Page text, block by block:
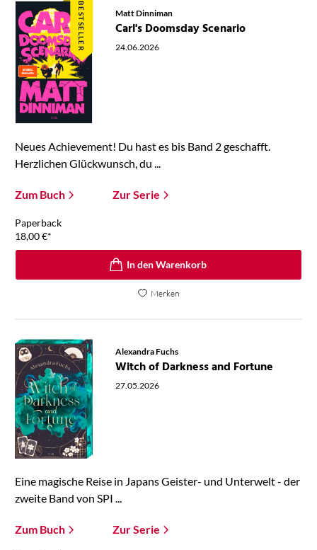
BESTSELLER Matt Dinniman
Carl's Doomsday Scenario
24.06.2026
Neues Achievement! Du hast es bis Band 2 geschafft.
Herzlichen Glückwunsch, du ...
Zum Buch Zur Serie
Paperback
18,00€*
In den Warenkorb
Merken
Alexandra Fuchs
Witch of Darkness and Fortune
27.05.2026
Eine magische Reise in Japans Geister- und Unterwelt - der
zweite Band von SPI ...
Zum Buch Zur Serie